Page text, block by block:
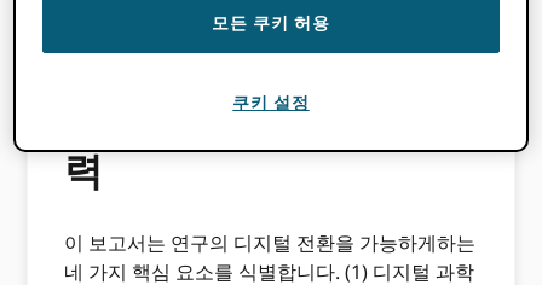
고 보고서 저자는 말합니다.미셸 라 벨로
디지털 신원 및 연구 협
력
이 보고서는 연구의 디지털 전환을 가능하게하는
네 가지 핵심 요소를 식별합니다. (1) 디지털 과학
모든 쿠키 허용
쿠키 설정